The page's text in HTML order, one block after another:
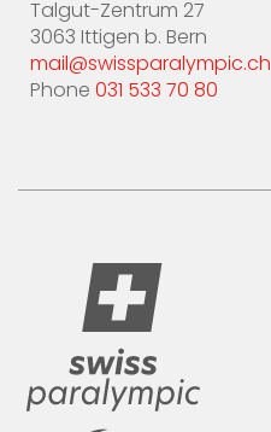
Talgut-Zentrum 27
3063 Ittigen b. Bern
mail@swissparalympic.ch
Phone 031 533 70 80